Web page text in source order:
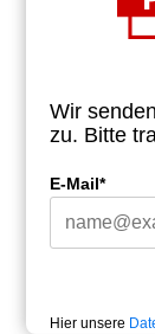
Wir
zu. Bitte
E-Mail*
Hier unsere